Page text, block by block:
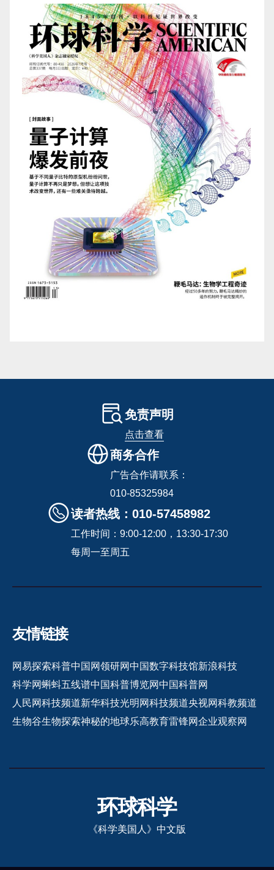
免责声明
点击查看
商务合作
广告合作请联系：
010-85325984
读者热线：010-57458982
工作时间：9:00-12:00，13:30-17:30
每周一至周五
友情链接
网易探索科普中国网领研网中国数字科技馆新浪科技
科学网蝌蚪五线谱中国科普博览网中国科普网
人民网科技频道新华科技光明网科技频道央视网科教频道
生物谷生物探索神秘的地球乐高教育雷锋网企业观察网
环球科学
《科学美国人》中文版